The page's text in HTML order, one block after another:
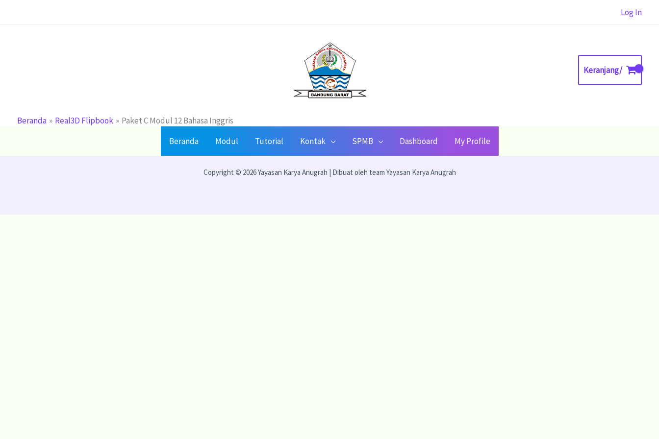
Log In
Keranjang/
Beranda Real3D Flipbook
Paket C Modul 12 Bahasa Inggris
Beranda
Modul Tutorial Kontak SPMB Dashboard My Profile
Copyright © 2026 Yayasan Karya Anugrah | Dibuat oleh team Yayasan Karya Anugrah